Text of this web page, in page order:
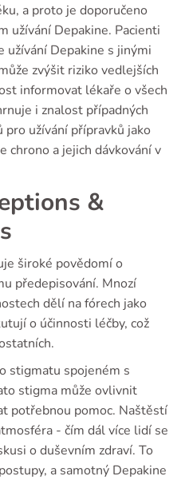
a proto je doporučeno
užívání Depakine. Pacienti
užívání Depakine s jinými
zvýšit riziko vedlejších
informovat lékaře o všech
i znalost případných
užívání přípravků jako
chrono a jejich dávkování v
&
široké povědomí o
předepisování. Mnozí
dělí na fórech jako
o účinnosti léčby, což
stigmatu spojeném s
stigma může ovlivnit
potřebnou pomoc. Naštěstí
- čím dál více lidí se
o duševním zdraví. To
a samotný Depakine